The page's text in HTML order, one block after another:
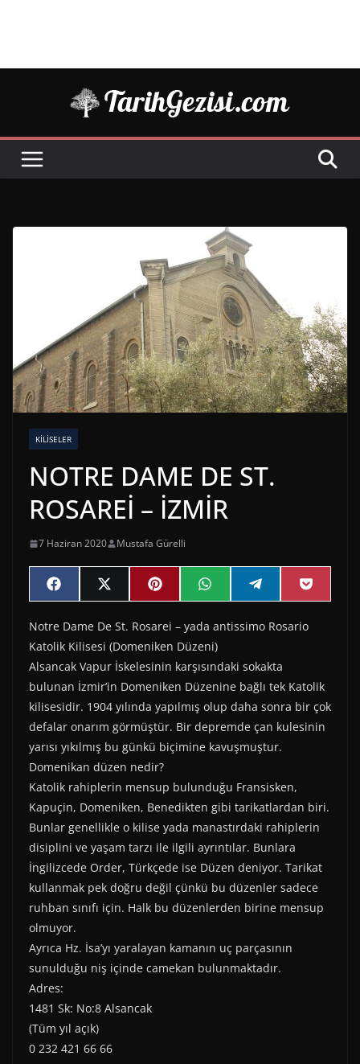
KILISELER
NOTRE DAME DE ST.
ROSAREİ – İZMİR
7 Haziran 2020 Mustafa Gürelli
Share
on
F
a
e
b
o
o
k
Share
on
X
(
w
i
t
t
e
r
)
Share
on
P
i
t
e
r
e
s
t
Share
on
W
h
t
s
A
p
p
Share
on
e
e
a
m
Share
on
P
o
Notre Dame De St. Rosarei – yada antissimo Rosario
Katolik Kilisesi (Domeniken Düzeni)
Alsancak Vapur İskelesinin karşısındaki sokakta
bulunan İzmir’in Domeniken Düzenine bağlı tek Katolik
kilisesidir. 1904 yılında yapılmış olup daha sonra bir çok
defalar onarım görmüştür. Bir depremde çan kulesinin
yarısı yıkılmış bu günkü biçimine kavuşmuştur.
Domenikan düzen nedir?
Katolik rahiplerin mensup bulunduğu Fransisken,
Kapuçin, Domeniken, Benedikten gibi tarikatlardan biri.
Bunlar genellikle o kilise yada manastırdaki rahiplerin
disiplini ve yaşam tarzı ile ilgili ayrıntılar. Bunlara
İngilizcede Order, Türkçede ise Düzen deniyor. Tarikat
kullanmak pek doğru değil çünkü bu düzenler sadece
ruhban sınıfı için. Halk bu düzenlerden birine mensup
olmuyor.
Ayrıca Hz. İsa’yı yaralayan kamanın uç parçasının
sunulduğu niş içinde camekan bulunmaktadır.
Adres:
1481 Sk: No:8 Alsancak
(Tüm yıl açık)
0 232 421 66 66